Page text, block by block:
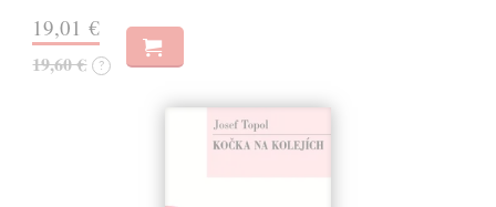
19,01 €
19,60 € ?